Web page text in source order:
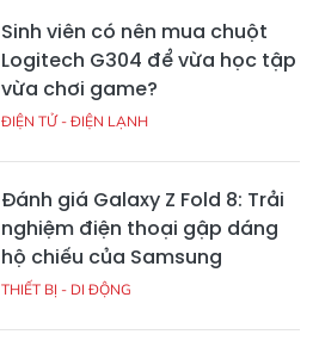
Sinh viên có nên mua chuột
Logitech G304 để vừa học tập
vừa chơi game?
ĐIỆN TỬ - ĐIỆN LẠNH
Đánh giá Galaxy Z Fold 8: Trải
nghiệm điện thoại gập dáng
hộ chiếu của Samsung
THIẾT BỊ - DI ĐỘNG